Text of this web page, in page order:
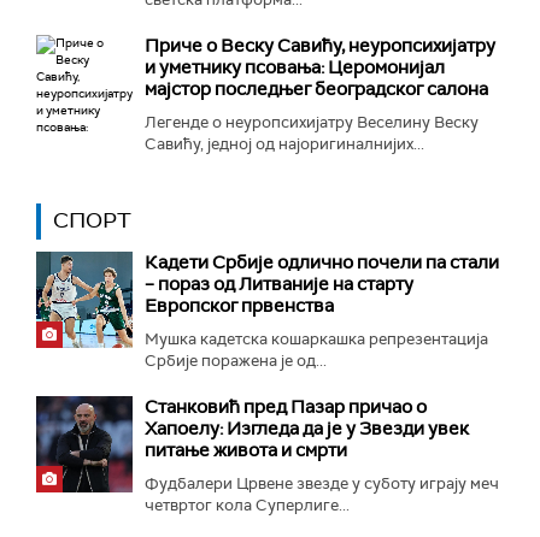
Приче о Веску Савићу, неуропсихијатру
и уметнику псовања: Церомонијал
мајстор последњег београдског салона
Легенде о неуропсихијатру Веселину Веску
Савићу, једној од најоригиналнијих...
СПОРТ
Кадети Србије одлично почели па стали
– пораз од Литваније на старту
Европског првенства
Мушка кадетска кошаркашка репрезентација
Србије поражена је од...
Станковић пред Пазар причао о
Хапоелу: Изгледа да је у Звезди увек
питање живота и смрти
Фудбалери Црвене звезде у суботу играју меч
четвртог кола Суперлиге...